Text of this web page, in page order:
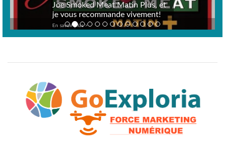
Joe Smoked Meat Matin Plus, et
je vous recommande vivement!
En savoir plus >